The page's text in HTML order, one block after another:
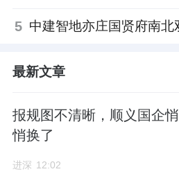
5
最新文章
报规图不清晰，顺义国企悄
悄换了
进深 12:02